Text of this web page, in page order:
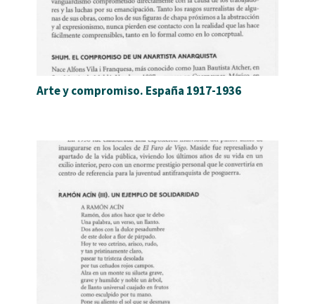
Arte y compromiso. España 1917-1936